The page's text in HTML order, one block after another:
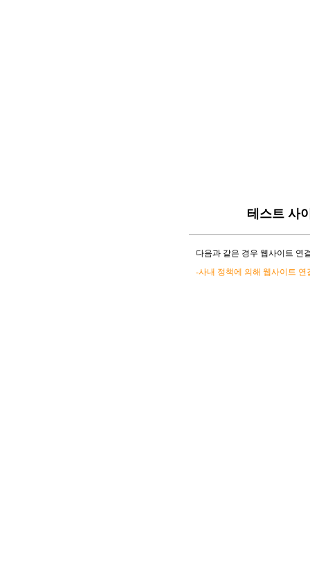
테스트 사
다음과 같은 경우 웹사이트 연
-사내 정책에 의해 웹사이트